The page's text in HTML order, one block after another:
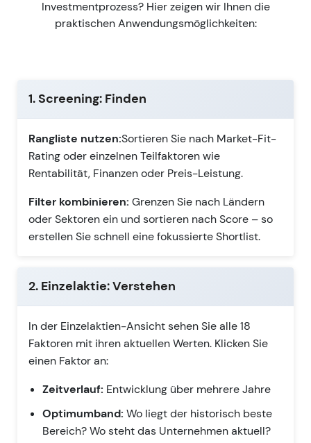
Investmentprozess? Hier zeigen wir Ihnen die
praktischen Anwendungsmöglichkeiten:
1. Screening: Finden
Rangliste nutzen:Sortieren Sie nach Market-Fit-
Rating oder einzelnen Teilfaktoren wie
Rentabilität, Finanzen oder Preis-Leistung.
Filter kombinieren: Grenzen Sie nach Ländern
oder Sektoren ein und sortieren nach Score – so
erstellen Sie schnell eine fokussierte Shortlist.
2. Einzelaktie: Verstehen
In der Einzelaktien-Ansicht sehen Sie alle 18
Faktoren mit ihren aktuellen Werten. Klicken Sie
einen Faktor an:
Zeitverlauf: Entwicklung über mehrere Jahre
Optimumband: Wo liegt der historisch beste
Bereich? Wo steht das Unternehmen aktuell?